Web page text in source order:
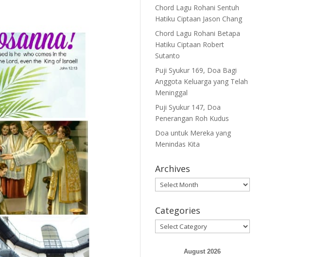
Chord Lagu Rohani Sentuh
Hatiku Ciptaan Jason Chang
Chord Lagu Rohani Betapa
Hatiku Ciptaan Robert
Sutanto
Puji Syukur 169, Doa Bagi
Anggota Keluarga yang Telah
Meninggal
Puji Syukur 147, Doa
Penerangan Roh Kudus
Doa untuk Mereka yang
Menindas Kita
Archives
Archives
Categories
Categories
August 2026